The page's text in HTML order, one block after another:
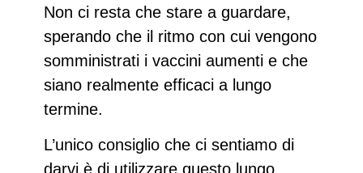
Non ci resta che stare a guardare,
sperando che il ritmo con cui vengono
somministrati i vaccini aumenti e che
siano realmente efficaci a lungo
termine.
L’unico consiglio che ci sentiamo di
darvi è di utilizzare questo lungo